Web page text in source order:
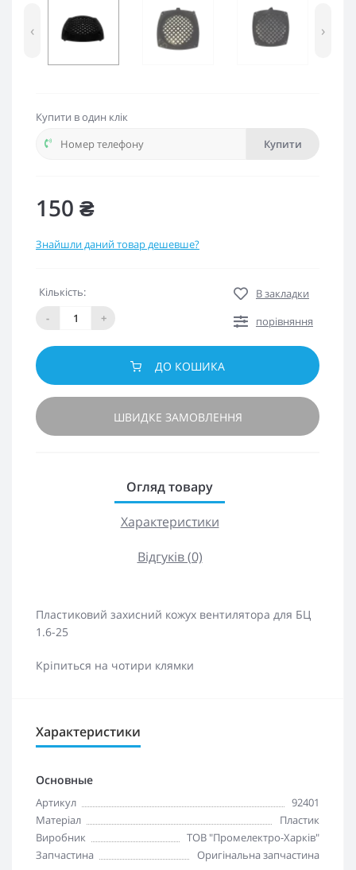
‹ ›
Купити в один клік
Купити
150 ₴
Знайшли даний товар дешевше?
Кількість:
-
+
В закладки
порівняння
ДО КОШИКА
ШВИДКЕ ЗАМОВЛЕННЯ
Огляд товару
Характеристики
Відгуків (0)
Пластиковий захисний кожух вентилятора для БЦ
1.6-25
Кріпиться на чотири клямки
Характеристики
Основные
Артикул
92401
Матеріал
Пластик
Виробник
ТОВ "Промелектро-Харків"
Запчастина
Оригінальна запчастина